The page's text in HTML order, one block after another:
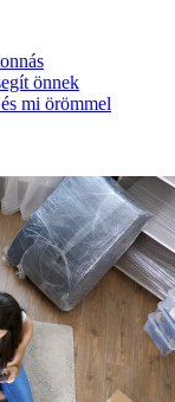
önnek
mi örömmel